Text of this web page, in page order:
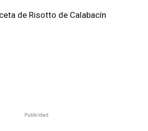
de Risotto de Calabacín
Publicidad